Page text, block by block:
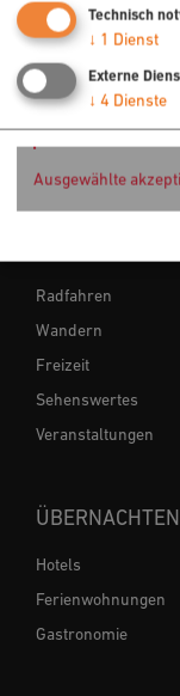
Radfahren
Wandern
Freizeit
Sehenswertes
Veranstaltungen
Hotels
Ferienwohnungen
Gastronomie
Technisch
↓ 1 Dienst
Externe
↓ 4 Dienste
Ausgewählte